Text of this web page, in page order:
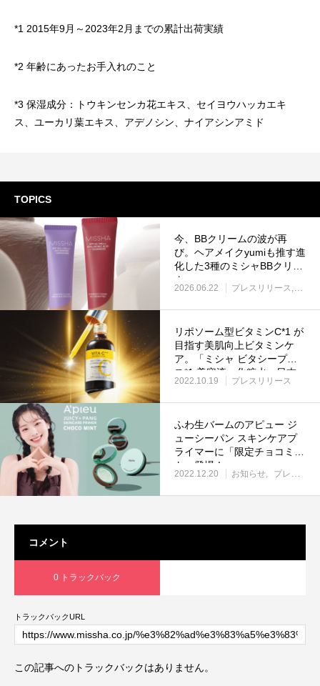
*1 2015年9月～2023年2月までの累計出荷実績
*2 年齢にあったお手入れのこと
*3 保湿成分：トウキンセンカ花エキス、セイヨウハッカエキ
ス、ユーカリ葉エキス、アデノシン、ナイアシンアミド
TOPICS
今、BBクリームの波が再
び。ヘアメイクyumiも推す進
化した3種のミシャBBクリー
ム
2026.06.22 プレスリリース 新
リポソーム型ビタミンC*1 が
目指す美肌向上ビタミンケ
ア。「ミシャ ビタシープラ
ス*1 美容液・化粧水」日本
処方で新発売
2022.10.19 プレスリリース
ふわ生バームのアピュー ジ
ューシーパン スキンケアプ
ライマーに「限定チョコミン
ト」登場！
2022.12.20 お知らせ プレスリリース
コメント
0 トラックバック
トラックバックURL
この記事へのトラックバックはありません。